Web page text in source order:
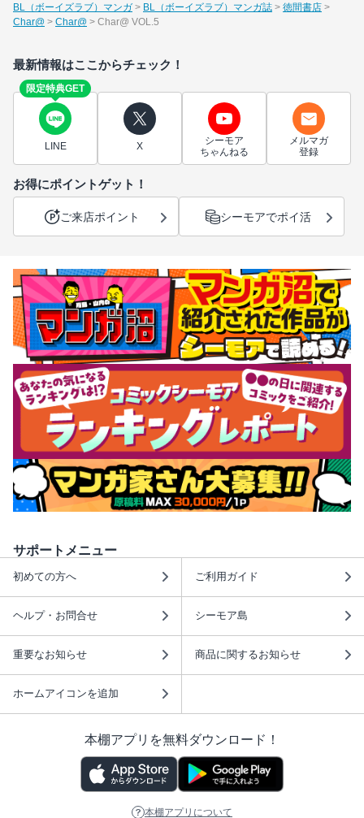
BL（ボーイズラブ）マンガ
BL（ボーイズラブ）マンガ誌
徳間書店
Char@
Char@ Char@ VOL.5
最新情報はここからチェック！
限定特典GET
LINE X
シーモア
ちゃんねる
メルマガ
登録
お得にポイントゲット！
ご来店ポイント シーモアでポイ活
サポートメニュー
初めての方へ ご利用ガイド
ヘルプ・お問合せ シーモア島
重要なお知らせ 商品に関するお知らせ
ホームアイコンを追加
本棚アプリを無料ダウンロード！
本棚アプリについて